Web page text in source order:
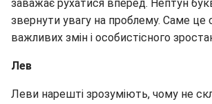
заважає рухатися вперед. Нептун
звернути увагу на проблему. Саме це
важливих змін і особистісного
Лев
Леви нарешті зрозуміють, чому не